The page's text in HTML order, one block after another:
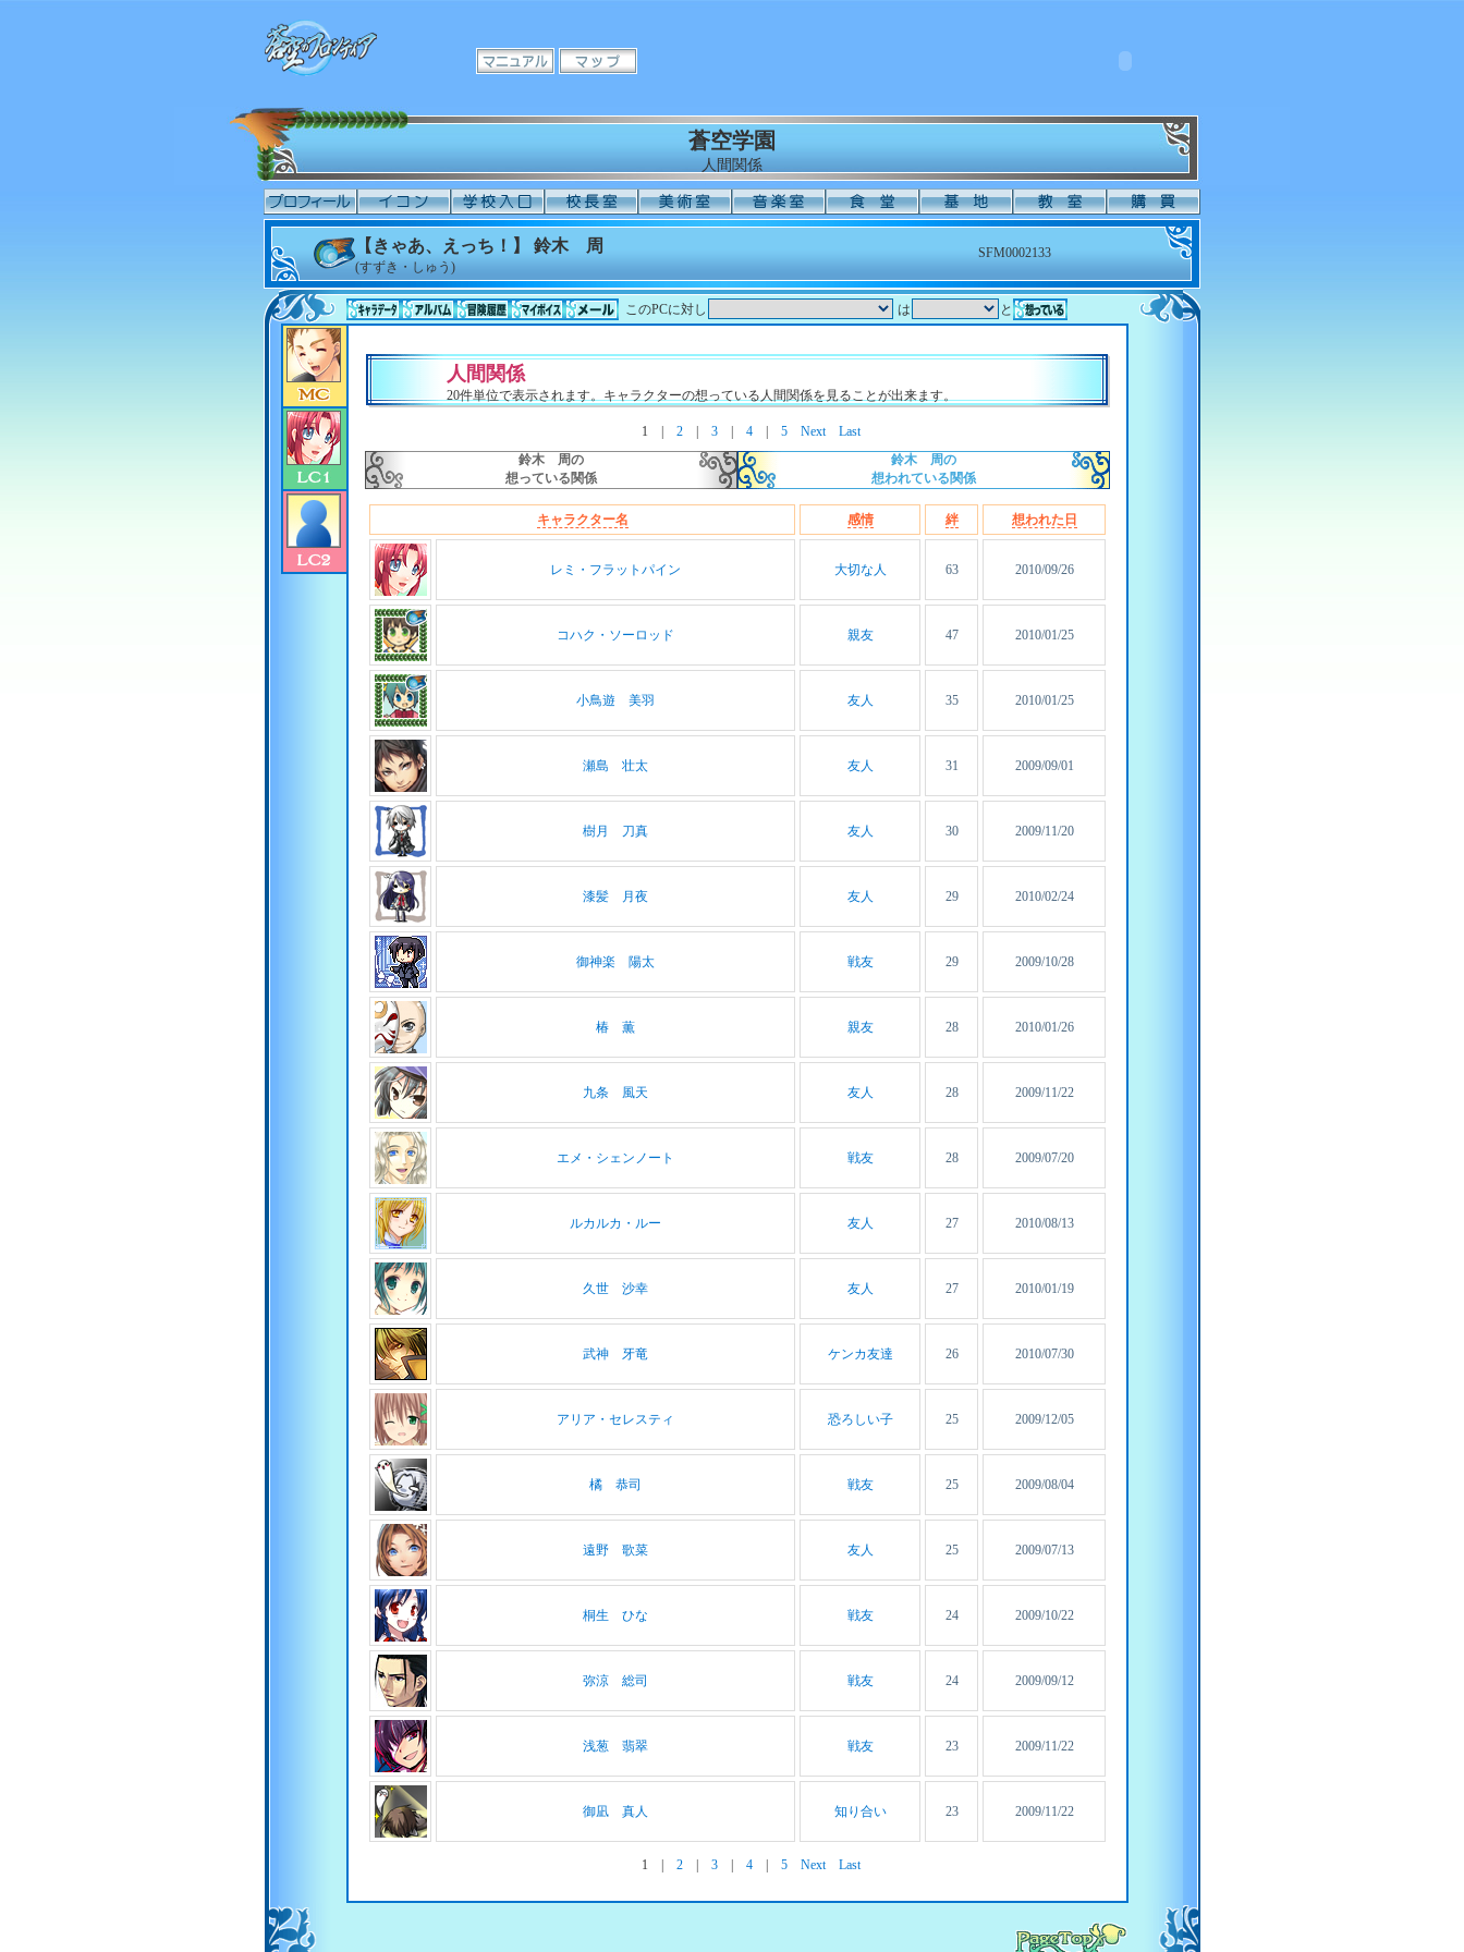
蒼空学園
人間関係
【きゃあ、えっち！】 鈴木 周
(すずき・しゅう)
SFM0002133
このPCに対し は と
人間関係
20件単位で表示されます。キャラクターの想っている人間関係を見ることが出来ます。
1 2| 3| 4| 5 Next
Last
鈴木 周の
想っている関係
鈴木 周の
想われている関係
キャラクター名 感情 絆 想われた日
レミ・フラットパイン 大切な人 63 2010/09/26
コハク・ソーロッド 親友 47 2010/01/25
小鳥遊 美羽 友人 35 2010/01/25
瀬島 壮太 友人 31 2009/09/01
樹月 刀真 友人 30 2009/11/20
漆髪 月夜 友人 29 2010/02/24
御神楽 陽太 戦友 29 2009/10/28
椿 薫 親友 28 2010/01/26
九条 風天 友人 28 2009/11/22
エメ・シェンノート 戦友 28 2009/07/20
ルカルカ・ルー 友人 27 2010/08/13
久世 沙幸 友人 27 2010/01/19
武神 牙竜 ケンカ友達 26 2010/07/30
アリア・セレスティ 恐ろしい子 25 2009/12/05
橘 恭司 戦友 25 2009/08/04
遠野 歌菜 友人 25 2009/07/13
桐生 ひな 戦友 24 2009/10/22
弥涼 総司 戦友 24 2009/09/12
浅葱 翡翠 戦友 23 2009/11/22
御凪 真人 知り合い 23 2009/11/22
1 2| 3| 4| 5 Next Last